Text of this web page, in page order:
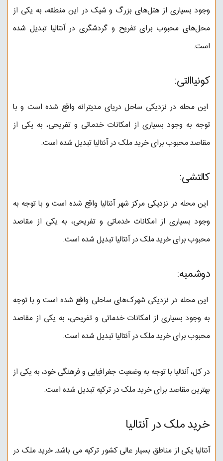
وجود بسیاری از هتل‌های بزرگ و شیک در این منطقه، به یکی از
محل‌های محبوب برای تفریح و گردشگری در آنتالیا تبدیل شده
است.
کونیاالتی:
این محله در نزدیکی ساحل دریای مدیترانه واقع شده است و با
توجه به وجود بسیاری از امکانات خدماتی و تفریحی، به یکی از
مقاصد محبوب برای خرید ملک در آنتالیا تبدیل شده است.
کالتشی:
این محله در نزدیکی مرکز شهر آنتالیا واقع شده است و با توجه به
وجود بسیاری از امکانات خدماتی و تفریحی، به یکی از مقاصد
محبوب برای خرید ملک در آنتالیا تبدیل شده است.
دوشمبه:
این محله در نزدیکی شهرک‌های ساحلی واقع شده است و با توجه
به وجود بسیاری از امکانات خدماتی و تفریحی، به یکی از مقاصد
محبوب برای خرید ملک در آنتالیا تبدیل شده است.
در کل، آنتالیا با توجه به وضعیت جغرافیایی و فرهنگی خود، به یکی از
بهترین مقاصد برای خرید ملک در ترکیه تبدیل شده است.
خرید ملک در آنتالیا
آنتالیا یکی از مناطق بسیار عالی کشور ترکیه می باشد. خرید ملک در